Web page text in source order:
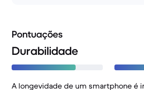
Pontuações
Durabilidade
A longevidade de um smartphone é